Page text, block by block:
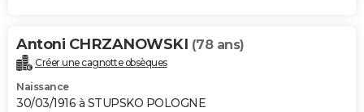
Antoni CHRZANOWSKI (78 ans)
Créer une cagnotte obsèques
Naissance
30/03/1916 à STUPSKO POLOGNE